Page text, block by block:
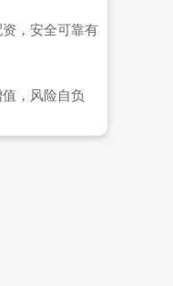
，安全可靠有
，风险自负